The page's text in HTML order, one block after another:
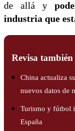
de allá y
industria que
Revisa también
China actualiza
nuevos datos de
Turismo y fútbol
España